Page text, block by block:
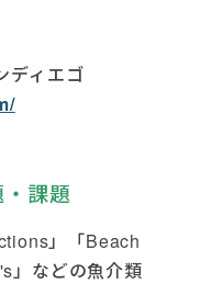
ディエゴ
課題
」「Beach
」などの魚介類